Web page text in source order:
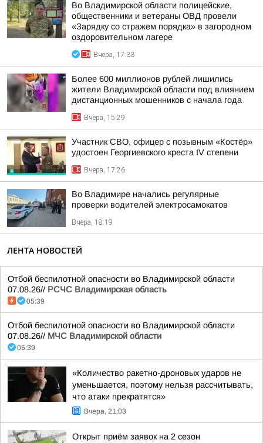
Во Владимирской области полицейские,
общественники и ветераны ОВД провели
«Зарядку со стражем порядка» в загородном
оздоровительном лагере
Вчера, 17:33
Более 600 миллионов рублей лишились
жители Владимирской области под влиянием
дистанционных мошенников с начала года
Вчера, 15:29
Участник СВО, офицер с позывным «Костёр»
удостоен Георгиевского креста IV степени
Вчера, 17:26
Во Владимире начались регулярные
проверки водителей электросамокатов
Вчера, 18:19
ЛЕНТА НОВОСТЕЙ
Отбой беспилотной опасности во Владимирской области
07.08.26// РСЧС Владимирская область
05:39
Отбой беспилотной опасности во Владимирской области
07.08.26// МЧС Владимирской области
05:39
«Количество ракетно-дроновых ударов не
уменьшается, поэтому нельзя рассчитывать,
что атаки прекратятся»
Вчера, 21:03
Открыт приём заявок на 2 сезон